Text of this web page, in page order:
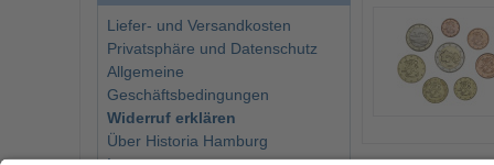
Liefer- und Versandkosten
Privatsphäre und Datenschutz
Allgemeine
Geschäftsbedingungen
Widerruf erklären
Über Historia Hamburg